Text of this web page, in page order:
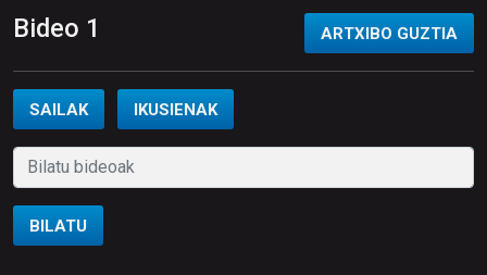
Bideo 1 ARTXIBO GUZTIA
SAILAK IKUSIENAK
BILATU